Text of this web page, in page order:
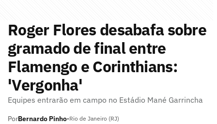
Roger Flores desabafa sobre
gramado de final entre
Flamengo e Corinthians:
'Vergonha'
Equipes entrarão em campo no Estádio Mané Garrincha
PorBernardo Pinho•Rio de Janeiro (RJ)